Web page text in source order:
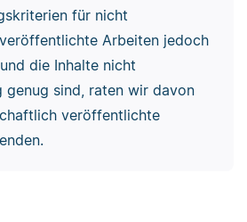
für nicht
Arbeiten jedoch
die Inhalte nicht
genug sind, raten wir davon
veröffentlichte